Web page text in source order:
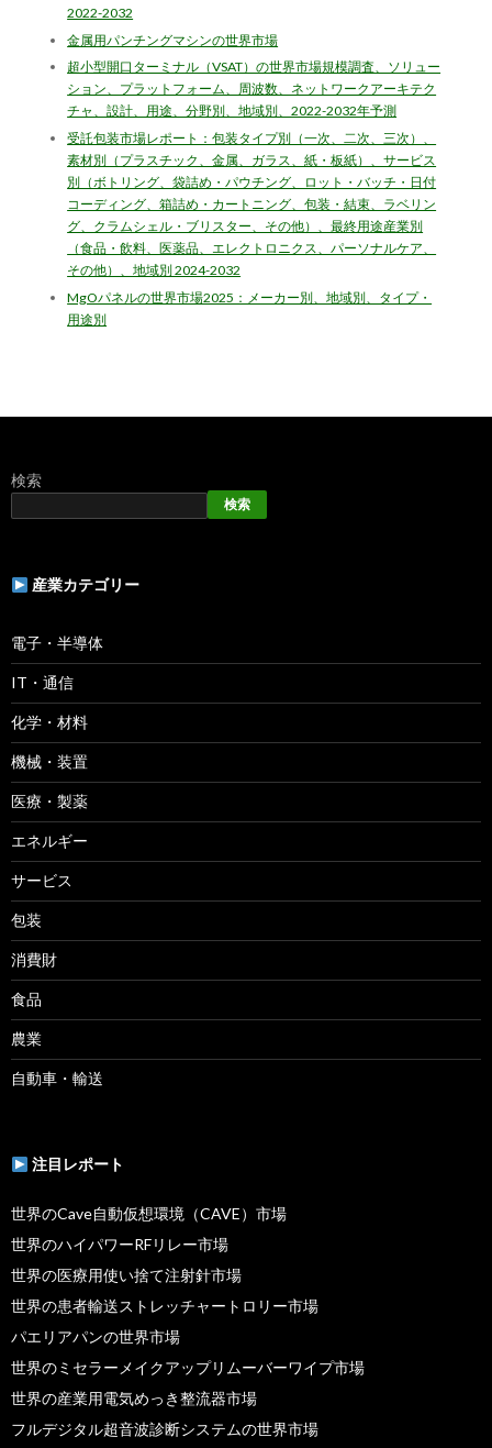
2022-2032
金属用パンチングマシンの世界市場
超小型開口ターミナル（VSAT）の世界市場規模調査、ソリュー
ション、プラットフォーム、周波数、ネットワークアーキテク
チャ、設計、用途、分野別、地域別、2022-2032年予測
受託包装市場レポート：包装タイプ別（一次、二次、三次）、
素材別（プラスチック、金属、ガラス、紙・板紙）、サービス
別（ボトリング、袋詰め・パウチング、ロット・バッチ・日付
コーディング、箱詰め・カートニング、包装・結束、ラベリン
グ、クラムシェル・ブリスター、その他）、最終用途産業別
（食品・飲料、医薬品、エレクトロニクス、パーソナルケア、
その他）、地域別 2024-2032
MgOパネルの世界市場2025：メーカー別、地域別、タイプ・
用途別
検索
検索
産業カテゴリー
電子・半導体
IT・通信
化学・材料
機械・装置
医療・製薬
エネルギー
サービス
包装
消費財
食品
農業
自動車・輸送
注目レポート
世界のCave自動仮想環境（CAVE）市場
世界のハイパワーRFリレー市場
世界の医療用使い捨て注射針市場
世界の患者輸送ストレッチャートロリー市場
パエリアパンの世界市場
世界のミセラーメイクアップリムーバーワイプ市場
世界の産業用電気めっき整流器市場
フルデジタル超音波診断システムの世界市場